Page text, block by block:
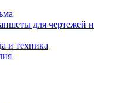
для чертежей и
и техника